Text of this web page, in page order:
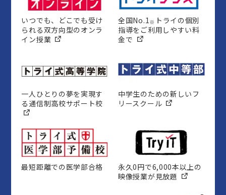
いつでも、どこでも受け
られる双方向型のオンラ
イン授業
全国No.1 ※ トライの個別
指導をご利用しやすい料
金で
一人ひとりの夢を実現す
る通信制高校サポート校
中学生のための新しいフ
リースクール
最短距離での医学部合格
永久0円で6,000本以上の
映像授業が見放題